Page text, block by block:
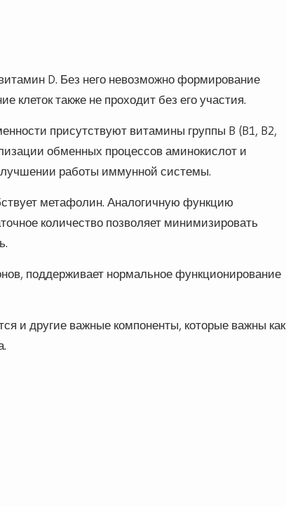
D. Без него невозможно формирование
клеток также не проходит без его участия.
присутствуют витамины группы B (B1, B2,
обменных процессов аминокислот и
работы иммунной системы.
метафолин. Аналогичную функцию
количество позволяет минимизировать
поддерживает нормальное функционирование
и другие важные компоненты, которые важны как